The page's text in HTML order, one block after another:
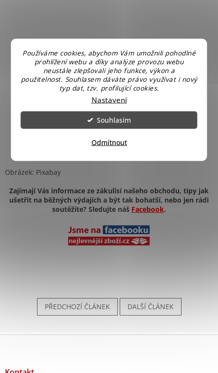
Používáme cookies, abychom Vám umožnili pohodlné
prohlížení webu a díky analýze provozu webu
neustále zlepšovali jeho funkce, výkon a
použitelnost. Souhlasem dáváte právo využívat i nový
typ dat, tzv. profilující cookies.
Nastavení
Odmítnout
Souhlasím
Obrázek: Pixabay
Zajímají Vás informace ze zákulisí našeho obchodu, tipy jak
ušetřit na běžných výdajích a být tak bohatší, nebo jen rádi
soutěžíte? Sledujte náš Facebook.
PŘEDCHOZÍ ČLÁNEK DALŠÍ ČLÁNEK
Z